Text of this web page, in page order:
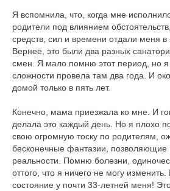
Я вспомнила, что, когда мне
родители под влиянием
средств, сил и времени отдали меня в
Вернее, это были два разных
смен. Я мало помню этот период, но
сложности провела там два года. И
домой только в пять лет.
Конечно, мама приезжала ко мне. И
делала это каждый день. Но я плохо
свою огромную тоску по родителям,
бесконечные фантазии, позволяющие
реальности. Помню болезни,
оттого, что я ничего не могу изменить.
состояние у почти 33-летней меня!